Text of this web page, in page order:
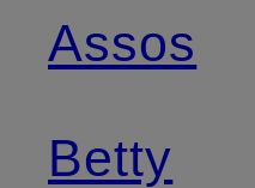
Assos
Betty